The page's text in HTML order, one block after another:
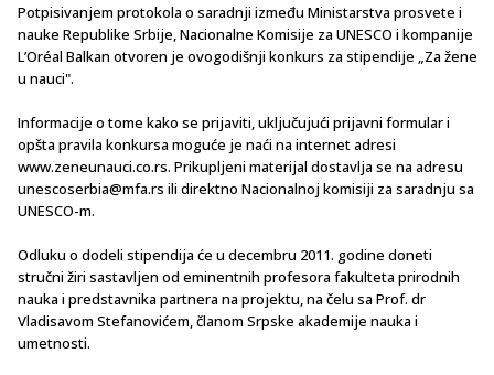
Potpisivanjem protokola o saradnji između Ministarstva prosvete i
nauke Republike Srbije, Nacionalne Komisije za UNESCO i kompanije
L’Oréal Balkan otvoren je ovogodišnji konkurs za stipendije „Za žene
u nauci".
Informacije o tome kako se prijaviti, uključujući prijavni formular i
opšta pravila konkursa moguće je naći na internet adresi
www.zeneunauci.co.rs. Prikupljeni materijal dostavlja se na adresu
unescoserbia@mfa.rs ili direktno Nacionalnoj komisiji za saradnju sa
UNESCO-m.
Odluku o dodeli stipendija će u decembru 2011. godine doneti
stručni žiri sastavljen od eminentnih profesora fakulteta prirodnih
nauka i predstavnika partnera na projektu, na čelu sa Prof. dr
Vladisavom Stefanovićem, članom Srpske akademije nauka i
umetnosti.